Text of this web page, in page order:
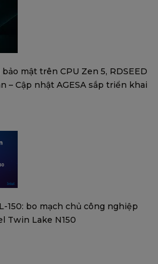
Mb/s, hỗ trợ Half/Full
7.1 kênh, Hi-Fi (mặt trước)
(Gen1) (4 cổng phía sau, 2
đầu cắm bên trong)
(2 cổng phía sau, 4 cổng
bên trong)
mật trên CPU Zen 5, RDSEED
– Cập nhật AGESA sắp triển khai
150: bo mạch chủ công nghiệp
Twin Lake N150